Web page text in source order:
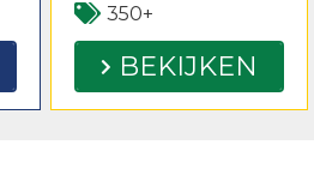
350+
BEKIJKEN